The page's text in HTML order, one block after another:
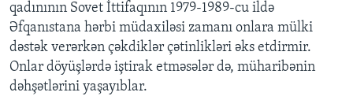
qadınının Sovet İttifaqının 1979-1989-cu ildə
Əfqanıstana hərbi müdaxiləsi zamanı onlara mülki
dəstək verərkən çəkdiklər çətinlikləri əks etdirmir.
Onlar döyüşlərdə iştirak etməsələr də, müharibənin
dəhşətlərini yaşayıblar.